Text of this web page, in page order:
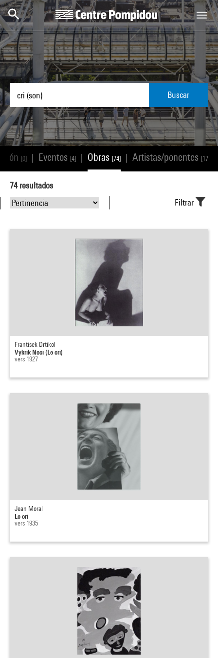
Skip to main content
Centre Pompidou
Buscar
[0] Eventos [4] Obras [74] Artistas/ponentes [17]
74resultados
Filtrar
Frantisek Drtikol
Vykrik Noci (Le cri)
vers 1927
Jean Moral
Le cri
vers 1935